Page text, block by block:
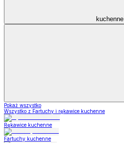
kuchenne
Pokaż wszystko
Wszystko z Fartuchy i rękawice kuchenne
Rękawice kuchenne
Fartuchy kuchenne